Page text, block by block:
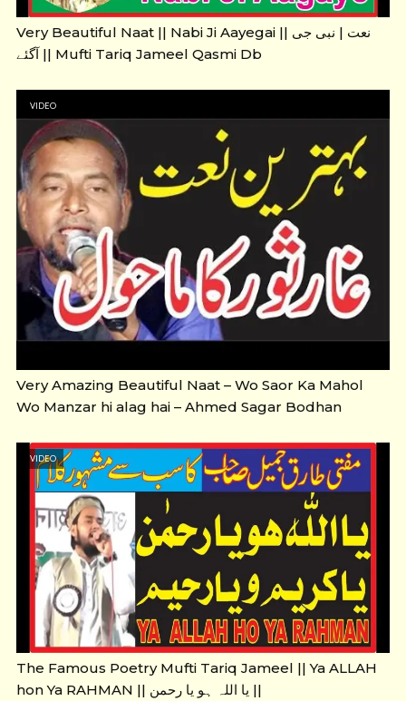
Very Beautiful Naat || Nabi Ji Aayegai || نعت | نبی جی
آگئے || Mufti Tariq Jameel Qasmi Db
VIDEO
Very Amazing Beautiful Naat – Wo Saor Ka Mahol
Wo Manzar hi alag hai – Ahmed Sagar Bodhan
VIDEO
The Famous Poetry Mufti Tariq Jameel || Ya ALLAH
hon Ya RAHMAN || یا اللہ ہو یا رحمن ||